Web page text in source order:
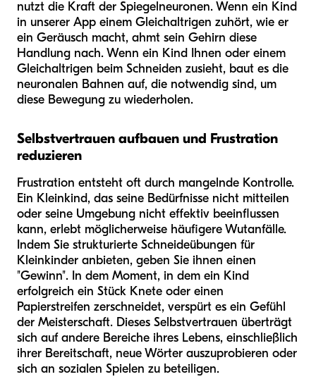
nutzt die Kraft der Spiegelneuronen. Wenn ein Kind
in unserer App einem Gleichaltrigen zuhört, wie er
ein Geräusch macht, ahmt sein Gehirn diese
Handlung nach. Wenn ein Kind Ihnen oder einem
Gleichaltrigen beim Schneiden zusieht, baut es die
neuronalen Bahnen auf, die notwendig sind, um
diese Bewegung zu wiederholen.
Selbstvertrauen aufbauen und Frustration
reduzieren
Frustration entsteht oft durch mangelnde Kontrolle.
Ein Kleinkind, das seine Bedürfnisse nicht mitteilen
oder seine Umgebung nicht effektiv beeinflussen
kann, erlebt möglicherweise häufigere Wutanfälle.
Indem Sie strukturierte Schneideübungen für
Kleinkinder anbieten, geben Sie ihnen einen
"Gewinn". In dem Moment, in dem ein Kind
erfolgreich ein Stück Knete oder einen
Papierstreifen zerschneidet, verspürt es ein Gefühl
der Meisterschaft. Dieses Selbstvertrauen überträgt
sich auf andere Bereiche ihres Lebens, einschließlich
ihrer Bereitschaft, neue Wörter auszuprobieren oder
sich an sozialen Spielen zu beteiligen.